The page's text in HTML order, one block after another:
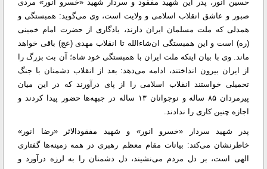
حسین انور، پدر این شهید مفقود و سردار شهید «خسرو انور» مردی
صبور و عاشق انقلاب اسلامی و ولایت است، وی می‌گوید: همبستگی و
همدلی که ملت مسلمان ایران دارند، یادگاری از حضرت امام خمینی
(ره) است و این همبستگی ان‌شاءالله تا انقلاب مهدی (عج) باقی خواهد
ماند. وی با بیان اینکه ملت ایران با همبستگی خود شاه؛ آن بت بزرگ را
از ایران بیرون انداختند، ادامه می‌دهد: بعد از انقلاب دشمنان با جنگ
تحمیلی خواستند انقلاب اسلامی را از پای درآورند که در این میان
پیرمردان ۸۵ ساله و نوجوانان ۱۳ ساله در جبهه‌ها حضور پیدا کردند و
اجازه چنین کاری را ندادند.
پدر شهید سردار «خسرو انور» و شهید مفقودالاثر «رضا انور»
خاطرنشان می‌کند: بیانات مقام معظم رهبری در همه زمینه‌ها گفتاری
الهی است، بر دل مردم می‌نشیند، دل‌ دشمنان را به لرزه درآورد و